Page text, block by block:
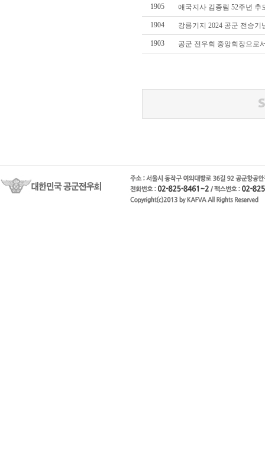
1905 애국지사 김종림 52주년 추
1904 강릉기지 2024 공군 전승
1903 공군 전우회 중앙회장으로